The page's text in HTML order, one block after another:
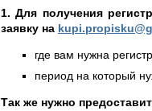
1. Для получения
заявку на
где вам нужна
период на который
Так же нужно